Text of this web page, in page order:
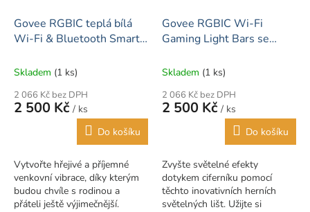
Govee RGBIC teplá bílá
Wi-Fi & Bluetooth Smart
Skladem (1 ks)
2 066 Kč bez DPH
2 500 Kč / ks
Do košíku
Vytvořte hřejivé a příjemné
venkovní vibrace, díky kterým
budou chvíle s rodinou a
přáteli ještě výjimečnější.
Govee RGBIC Wi-Fi
Gaming Light Bars se
Skladem (1 ks)
2 066 Kč bez DPH
2 500 Kč / ks
Do košíku
Zvyšte světelné efekty
dotykem ciferníku pomocí
těchto inovativních herních
světelných lišt. Užijte si